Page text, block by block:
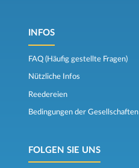
INFOS
FAQ (Häufig gestellte Fragen)
Nützliche Infos
Reedereien
Bedingungen der Gesellschaften
FOLGEN SIE UNS